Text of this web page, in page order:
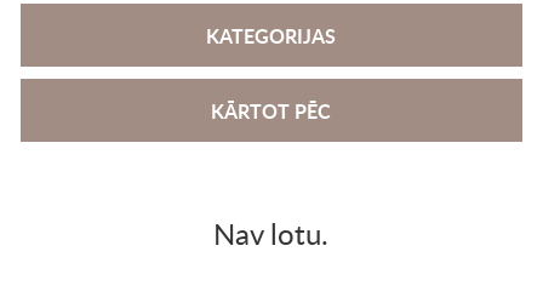
KATEGORIJAS
KĀRTOT PĒC
Nav lotu.